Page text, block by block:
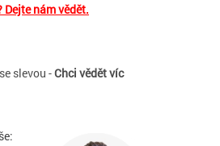
Dejte nám vědět.
slevou -Chci vědět víc